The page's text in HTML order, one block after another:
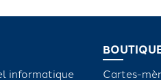
informatique Cartes-